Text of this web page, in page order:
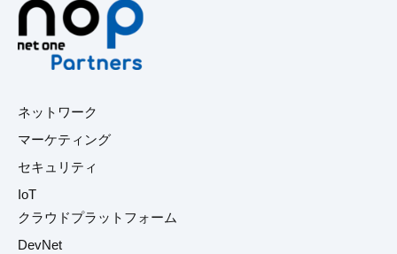
ネットワーク
マーケティング
セキュリティ
IoT
クラウドプラットフォーム
DevNet